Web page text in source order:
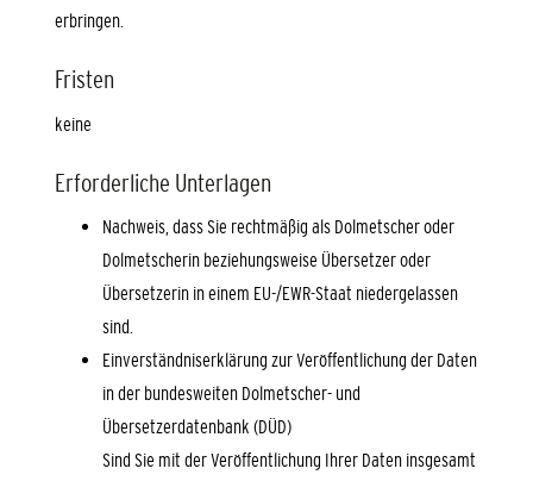
erbringen.
Fristen
keine
Erforderliche Unterlagen
Nachweis, dass Sie rechtmäßig als Dolmetscher oder
Dolmetscherin beziehungsweise Übersetzer oder
Übersetzerin in einem EU-/EWR-Staat niedergelassen
sind.
Einverständniserklärung zur Veröffentlichung der Daten
in der bundesweiten Dolmetscher- und
Übersetzerdatenbank (DÜD)
Sind Sie mit der Veröffentlichung Ihrer Daten insgesamt